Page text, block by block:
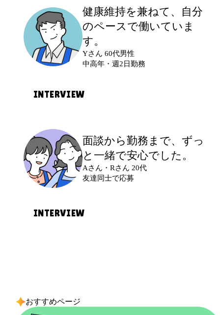
女性が多い現場で、10代〜60代まで幅広
い年代の方が働いています。和やかな雰
囲気で、安心して作業できています。
土日のどちらかを中心に、月に多くて4回
働きたい方には、とても始めやすい環境
だと思います。
実際に働いてみて
同年代のスタッフも多く、指示も分かり
やすかったのでスムーズに働けました。
えています。
現場の雰囲気
活気はありますが、作業中は黙々と取り
組める時間も多く、程よい距離感で働き
やすい環境です。分からないこともすぐ
応募のきっかけ
子どもが学校に行っている間に働ける仕
事を探していました。家事の合間にスマ
ホで見つけ、未経験OKだったので応募し
ました。
最初に不安だったこと
るか不安でした。また、子どもの体調不
良などで急に休むことになったらどうし
ようと思っていました。
同じような主婦の方が多く、お互い様の
同年代の方が多く、休憩中に世間話をし
健康維持を兼ねて、
自分
のペースで働いていま
す。
Yさん 60代男性
中高年・週2日勤務
INTERVIEW
応募のきっかけ
定年退職後も体を動かしたいと思い、健
康維持を兼ねて働ける仕事を探していま
した。無理なく続けられそうな軽作業に
興味を持ち、応募しました。
面談から勤務まで、 ずっ
と一緒で安心でした。
Aさん・Rさん 20代
友達同士で応募
INTERVIEW
そうだと思ったのがきっかけです。
おすすめページ